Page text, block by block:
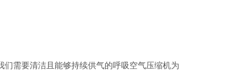
需要清洁且能够持续供气的呼吸空气压缩机为